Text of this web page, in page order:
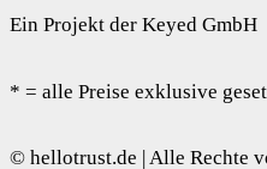
Ein Projekt der Keyed GmbH
* = alle Preise exklusive
© hellotrust.de | Alle Rechte